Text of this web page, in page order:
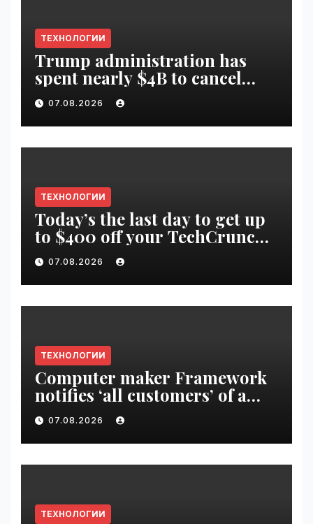
ТЕХНОЛОГИИ
Trump administration has
spent nearly $4B to cancel
offshore wind farms |
VseTime.ru
07.08.2026
ТЕХНОЛОГИИ
Today’s the last day to get up
to $400 off your TechCrunch
Disrupt 2026 ticket |
VseTime.ru
07.08.2026
ТЕХНОЛОГИИ
Computer maker Framework
notifies ‘all customers’ of a
data breach | VseTime.ru
07.08.2026
ТЕХНОЛОГИИ